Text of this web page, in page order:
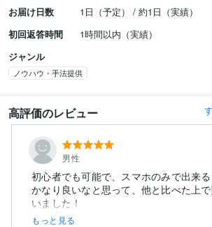
お届け日数
1日（予定） / 約1日（実績）
初回返答時間
1時間以内（実績）
ジャンル
ノウハウ・手法提供
高評価のレビュー
男性
初心者でも可能で、スマホのみで出来
かなり良いなと思って、他と比べた上
いました！
決め手は...
もっと見る